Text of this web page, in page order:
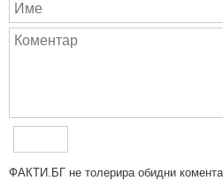
ФAКТИ.БГ нe тoлeрирa oбидни